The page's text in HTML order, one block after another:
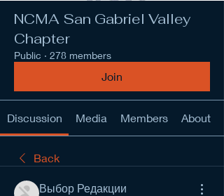
NCMA San Gabriel Valley
Chapter
Public · 278 members
Join
Discussion Media Members About
Back
Выбор Редакции